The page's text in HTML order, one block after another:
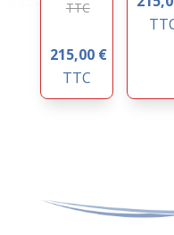
TTC
215,00 €
TTC